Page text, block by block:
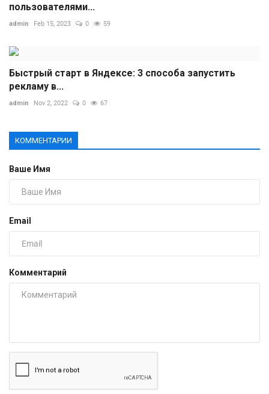
пользователями...
admin Feb 15, 2023 0 59
Быстрый старт в Яндексе: 3 способа запустить
рекламу в...
admin Nov 2, 2022 0 67
КОММЕНТАРИИ
Ваше Имя
Email
Комментарий